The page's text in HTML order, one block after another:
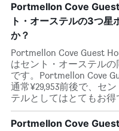
Portmellon Cove
ト・オーステルの3つ星
か？
Portmellon Cove Guest
はセント・オーステルの
です。Portmellon Cove
通常¥29,953前後で、セ
テルとしてはとてもお得
Portmellon Cove